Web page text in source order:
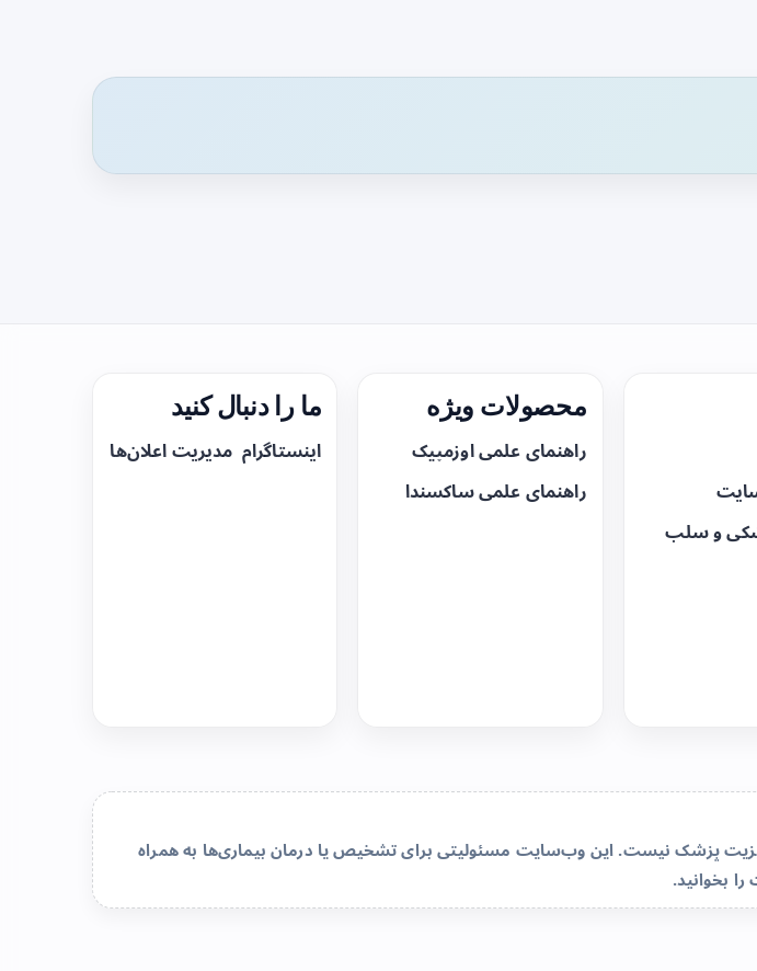
و سلب
محصولات ویژه
راهنمای علمی اوزمپیک
راهنمای علمی ساکسندا
ما را دنبال کنید
اینستاگرام مدیریت اعلان‌ها
پزشک نیست. این وب‌سایت مسئولیتی برای تشخیص یا درمان بیماری‌ها به همراه
را بخوانید.